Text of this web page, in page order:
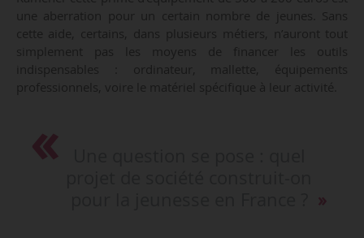
une aberration pour un certain nombre de jeunes. Sans
cette aide, certains, dans plusieurs métiers, n’auront tout
simplement pas les moyens de financer les outils
indispensables : ordinateur, mallette, équipements
professionnels, voire le matériel spécifique à leur activité.